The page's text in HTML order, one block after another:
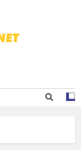
–
E
Do
esportes e